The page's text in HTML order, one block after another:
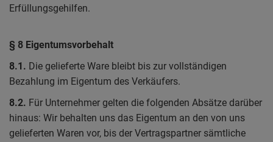
Erfüllungsgehilfen.
§ 8 Eigentumsvorbehalt
8.1. Die gelieferte Ware bleibt bis zur vollständigen
Bezahlung im Eigentum des Verkäufers.
8.2. Für Unternehmer gelten die folgenden Absätze darüber
hinaus: Wir behalten uns das Eigentum an den von uns
gelieferten Waren vor, bis der Vertragspartner sämtliche